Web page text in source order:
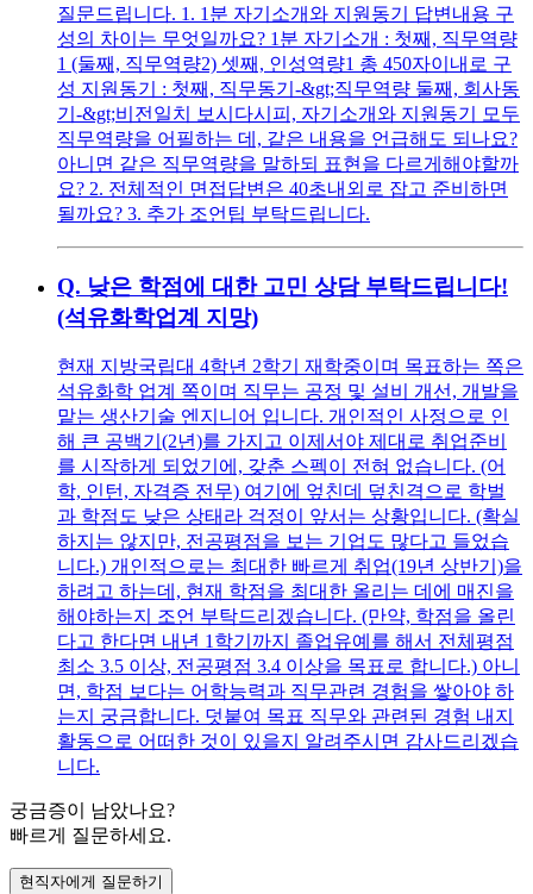
질문드립니다. 1. 1분 자기소개와 지원동기 답변내용 구
성의 차이는 무엇일까요? 1분 자기소개 : 첫째, 직무역량
1 (둘째, 직무역량2) 셋째, 인성역량1 총 450자이내로 구
성 지원동기 : 첫째, 직무동기-&gt;직무역량 둘째, 회사동
기-&gt;비전일치 보시다시피, 자기소개와 지원동기 모두
직무역량을 어필하는 데, 같은 내용을 언급해도 되나요?
아니면 같은 직무역량을 말하되 표현을 다르게해야할까
요? 2. 전체적인 면접답변은 40초내외로 잡고 준비하면
될까요? 3. 추가 조언팁 부탁드립니다.
Q. 낮은 학점에 대한 고민 상담 부탁드립니다!
(석유화학업계 지망)
현재 지방국립대 4학년 2학기 재학중이며 목표하는 쪽은
석유화학 업계 쪽이며 직무는 공정 및 설비 개선, 개발을
맡는 생산기술 엔지니어 입니다. 개인적인 사정으로 인
해 큰 공백기(2년)를 가지고 이제서야 제대로 취업준비
를 시작하게 되었기에, 갖춘 스펙이 전혀 없습니다. (어
학, 인턴, 자격증 전무) 여기에 엎친데 덮친격으로 학벌
과 학점도 낮은 상태라 걱정이 앞서는 상황입니다. (확실
하지는 않지만, 전공평점을 보는 기업도 많다고 들었습
니다.) 개인적으로는 최대한 빠르게 취업(19년 상반기)을
하려고 하는데, 현재 학점을 최대한 올리는 데에 매진을
해야하는지 조언 부탁드리겠습니다. (만약, 학점을 올린
다고 한다면 내년 1학기까지 졸업유예를 해서 전체평점
최소 3.5 이상, 전공평점 3.4 이상을 목표로 합니다.) 아니
면, 학점 보다는 어학능력과 직무관련 경험을 쌓아야 하
는지 궁금합니다. 덧붙여 목표 직무와 관련된 경험 내지
활동으로 어떠한 것이 있을지 알려주시면 감사드리겠습
니다.
궁금증이 남았나요?
빠르게 질문하세요.
현직자에게 질문하기